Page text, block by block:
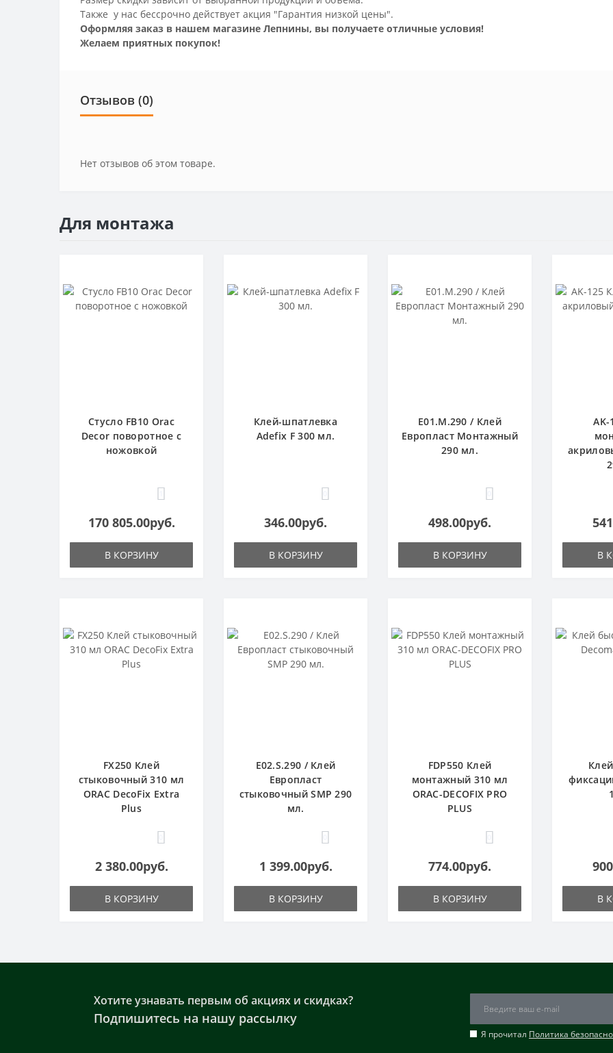
Также у нас бессрочно действует акция "Гарантия низкой цены".
Оформляя заказ в нашем магазине Лепнины, вы получаете отличные условия!
Желаем приятных покупок!
Отзывов (0)
Нет отзывов об этом товаре.
Для монтажа
Стусло FB10 Orac
Decor поворотное с
ножовкой
170 805.00руб.
В КОРЗИНУ
Клей-шпатлевка
Adefix F 300 мл.
346.00руб.
В КОРЗИНУ
E01.M.290 / Клей
Европласт Монтажный
290 мл.
498.00руб.
В КОРЗИНУ В
FX250 Клей
стыковочный 310 мл
ORAC DecoFix Extra
Plus
2 380.00руб.
В КОРЗИНУ
E02.S.290 / Клей
Европласт
стыковочный SMP 290
мл.
1 399.00руб.
В КОРЗИНУ
FDP550 Клей
монтажный 310 мл
ORAC-DECOFIX PRO
PLUS
774.00руб.
В КОРЗИНУ В
Хотите узнавать первым об акциях и скидках?
Подпишитесь на нашу рассылку
Я прочитал Политика